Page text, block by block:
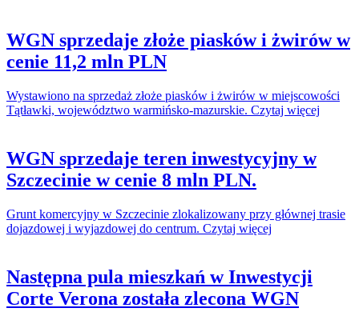
WGN sprzedaje złoże piasków i żwirów w
cenie 11,2 mln PLN
Wystawiono na sprzedaż złoże piasków i żwirów w miejscowości
Tątławki, województwo warmińsko-mazurskie. Czytaj więcej
WGN sprzedaje teren inwestycyjny w
Szczecinie w cenie 8 mln PLN.
Grunt komercyjny w Szczecinie zlokalizowany przy głównej trasie
dojazdowej i wyjazdowej do centrum. Czytaj więcej
Następna pula mieszkań w Inwestycji
Corte Verona została zlecona WGN